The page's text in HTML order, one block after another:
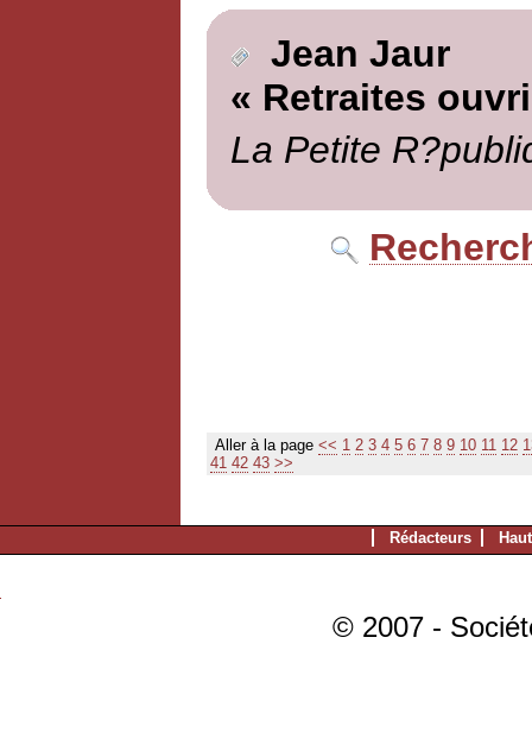
Jean Jaur
« Retraites
La Petite
Aller à la page << 1 2 3 4 5 6 7 8 9 10 11 12
41 42 43 >>
Rédacteurs
© 2007 -